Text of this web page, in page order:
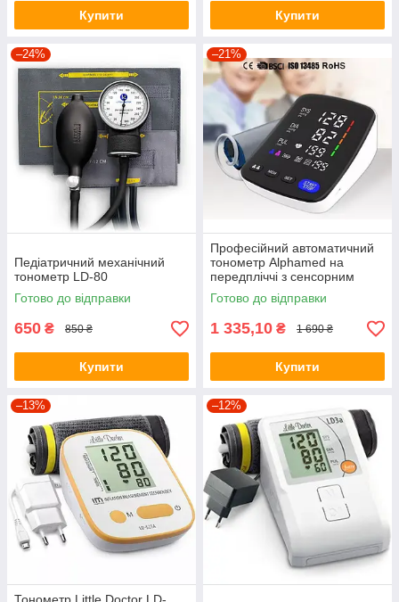
Купити Купити
–24%
Педіатричний механічний
тонометр LD-80
Готово до відправки
650 ₴ 850 ₴
Купити
–21%
Професійний автоматичний
тонометр Alphamed на
передпліччі з сенсорним
екраном. Точний
оцилометрічний
Готово до відправки
1 335,10 ₴ 1 690 ₴
Купити
–13% –12%